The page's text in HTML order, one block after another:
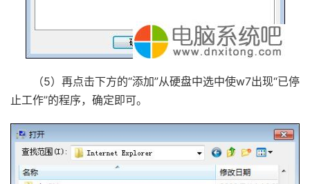
（5）再点击下方的“添加”从硬盘中选中使w7出现“已停
止工作”的程序，确定即可。